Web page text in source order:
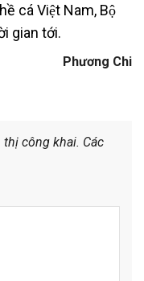
cá Việt Nam, Bộ
gian tới.
Phương Chi
công khai. Các